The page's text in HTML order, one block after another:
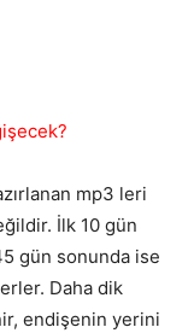
mp3 leri
İlk 10 gün
gün sonunda ise
Daha dik
endişenin yerini